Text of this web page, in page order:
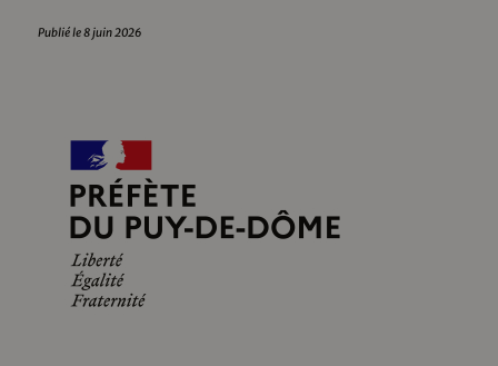
Publié le 8 juin 2026